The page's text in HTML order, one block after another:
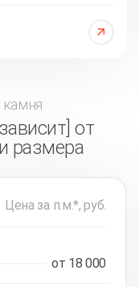
камня
от
размера
Цена за п.м.*, руб.
от 18 000